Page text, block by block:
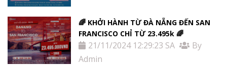
🌈 KHỞI HÀNH TỪ ĐÀ NẴNG ĐẾN SAN
FRANCISCO CHỈ TỪ 23.495k 🌈
21/11/2024 12:29:23 SA
By
Admin